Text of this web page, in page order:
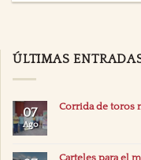
ÚLTIMAS
07
Ago
Corrida de toros
Carteles para el